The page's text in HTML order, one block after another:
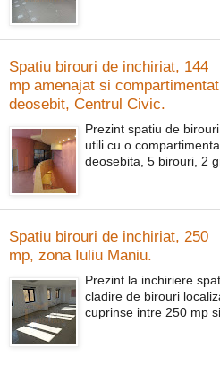
Spatiu birouri de inchiriat, 144
mp amenajat si compartimentat
deosebit, Centrul Civic.
Prezint spatiu de
utili cu o
deosebita, 5 birouri, 2
Spatiu birouri de inchiriat, 250
mp, zona Iuliu Maniu.
Prezint la inchiriere
cladire de birouri
cuprinse intre 250 mp